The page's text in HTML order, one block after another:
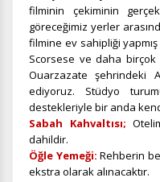
filminin çekiminin
göreceğimiz yerler
filmine ev sahipliği
Scorsese ve daha
Ouarzazate şehrindeki
ediyoruz. Stüdyo
destekleriyle bir anda
Sabah Kahvaltısı;
dahildir.
Öğle Yemeği: Rehberin
ekstra olarak alınacaktır.